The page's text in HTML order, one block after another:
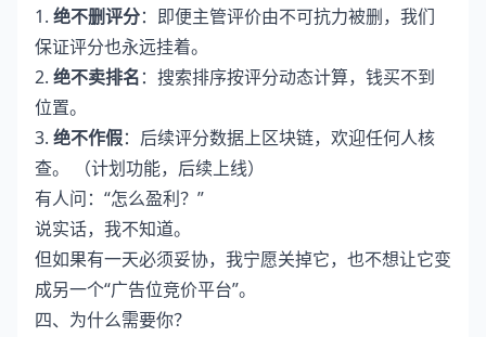
1. 绝不删评分：即便主管评价由不可抗力被删，我们
保证评分也永远挂着。
2. 绝不卖排名：搜索排序按评分动态计算，钱买不到
位置。
3. 绝不作假：后续评分数据上区块链，欢迎任何人核
查。 （计划功能，后续上线）
有人问：“怎么盈利？”
说实话，我不知道。
但如果有一天必须妥协，我宁愿关掉它，也不想让它变
成另一个“广告位竞价平台”。
四、为什么需要你？